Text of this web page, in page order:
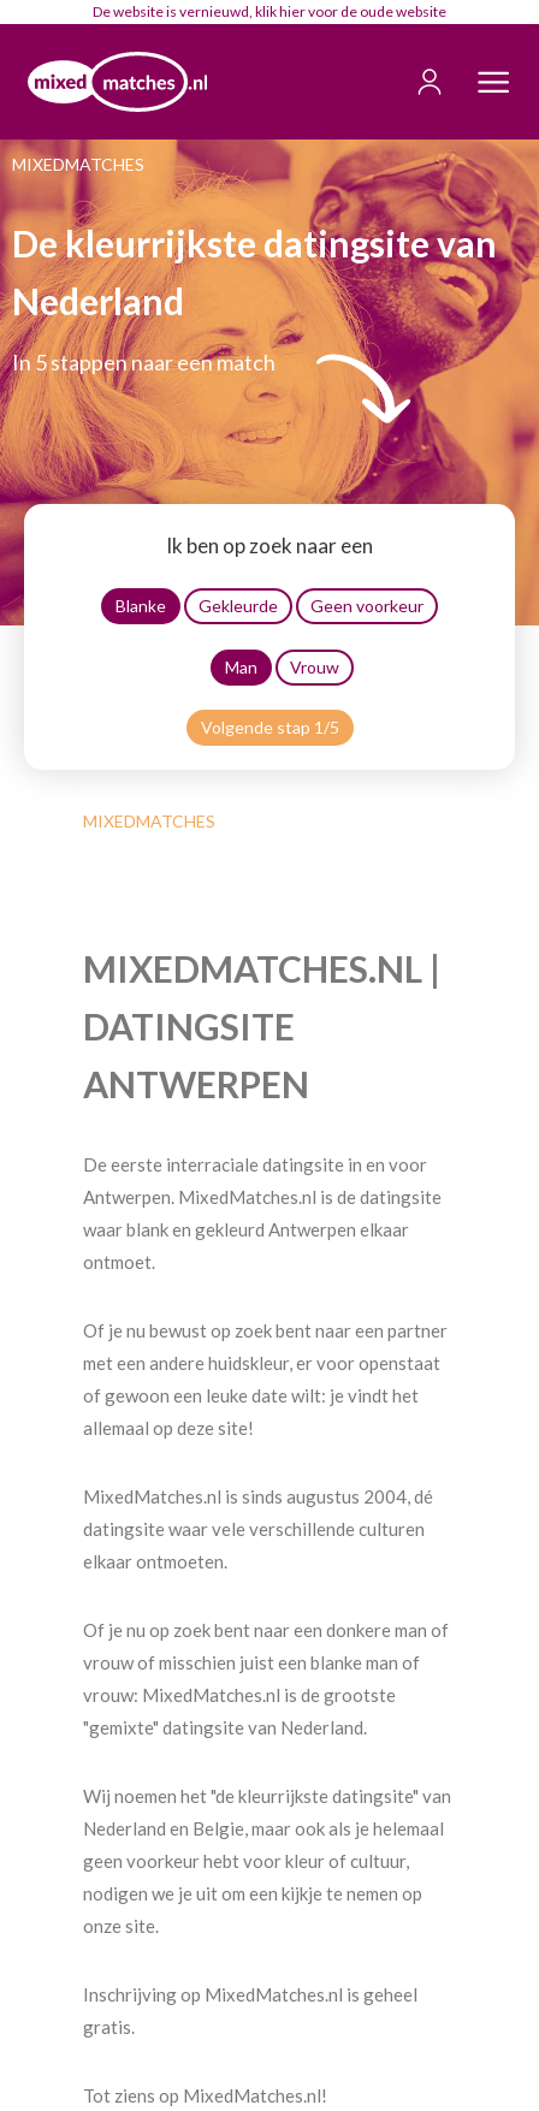
De website is vernieuwd, klikhiervoor de oude website
MIXEDMATCHES
De kleurrijkste datingsite van
Nederland
In 5 stappen naar een match
Ik ben op zoek naar een
Blanke Gekleurde Geen voorkeur
Man Vrouw
Volgende stap 1/5
MIXEDMATCHES
MIXEDMATCHES.NL |
DATINGSITE
ANTWERPEN
De eerste interraciale datingsite in en voor
Antwerpen. MixedMatches.nl is de datingsite
waar blank en gekleurd Antwerpen elkaar
ontmoet.
Of je nu bewust op zoek bent naar een partner
met een andere huidskleur, er voor openstaat
of gewoon een leuke date wilt: je vindt het
allemaal op deze site!
MixedMatches.nl is sinds augustus 2004, dé
datingsite waar vele verschillende culturen
elkaar ontmoeten.
Of je nu op zoek bent naar een donkere man of
vrouw of misschien juist een blanke man of
vrouw: MixedMatches.nl is de grootste
"gemixte" datingsite van Nederland.
Wij noemen het "de kleurrijkste datingsite" van
Nederland en Belgie, maar ook als je helemaal
geen voorkeur hebt voor kleur of cultuur,
nodigen we je uit om een kijkje te nemen op
onze site.
Inschrijving op MixedMatches.nl is geheel
gratis.
Tot ziens op MixedMatches.nl!